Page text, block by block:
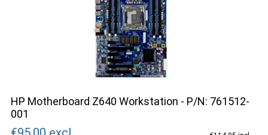
HP Motherboard Z640 Workstation - P/N: 761512-
001